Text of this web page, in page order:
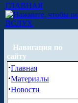
ГЛАВНАЯ
ВСЛУХ
Навигация по
сайту
·Главная
·Материалы
·Новости